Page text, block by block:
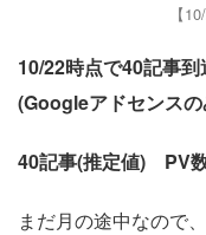
【
10/22時点で40記事
(Googleアドセンス
40記事(推定値) PV
まだ月の途中なので